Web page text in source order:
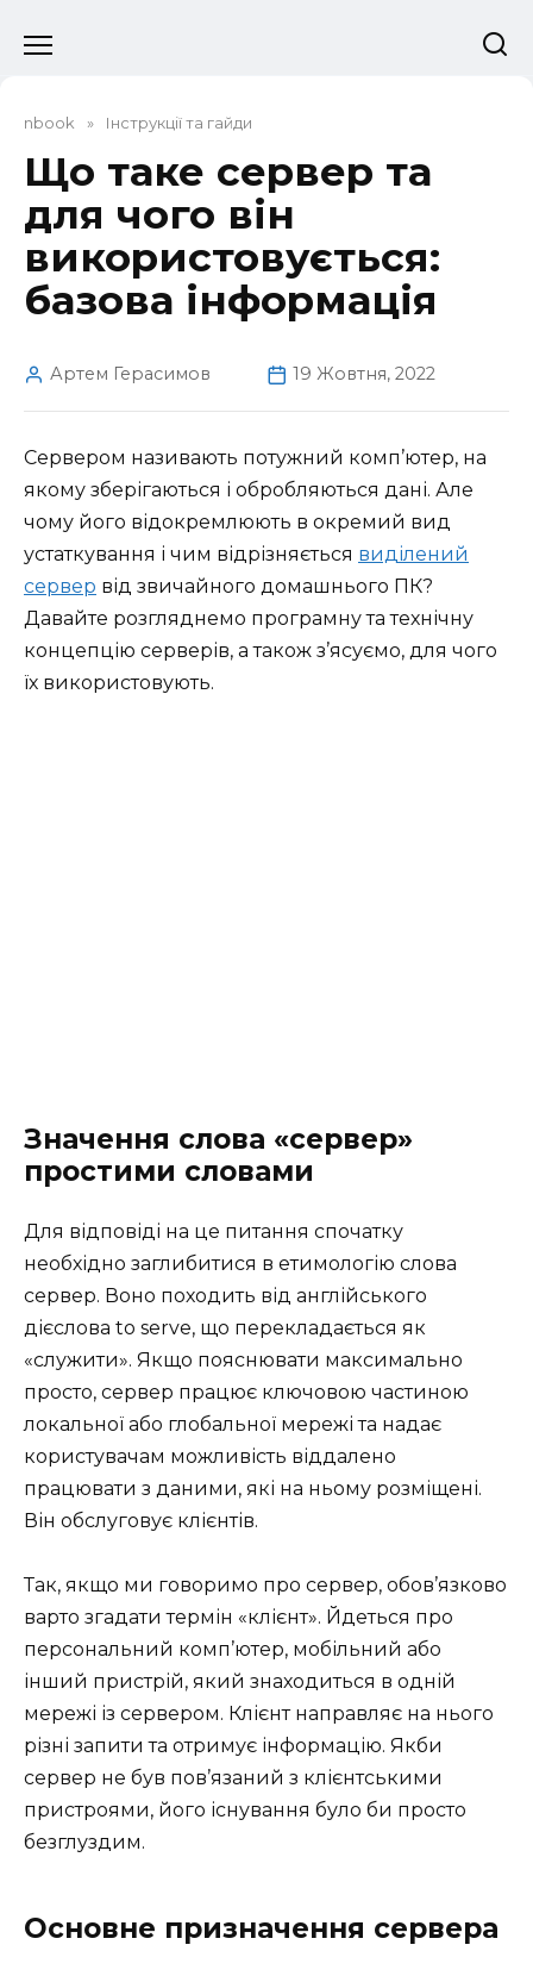
до
nbook » Інструкції та гайди
Що таке сервер та
для чого він
використовується:
базова інформація
Артем Герасимов 19 Жовтня, 2022
Сервером називають потужний комп’ютер, на
якому зберігаються і обробляються дані. Але
чому його відокремлюють в окремий вид
устаткування і чим відрізняється виділений
сервер від звичайного домашнього ПК?
Давайте розгляднемо програмну та технічну
концепцію серверів, а також з’ясуємо, для чого
їх використовують.
Значення слова «сервер»
простими словами
Для відповіді на це питання спочатку
необхідно заглибитися в етимологію слова
сервер. Воно походить від англійського
дієслова to serve, що перекладається як
«служити». Якщо пояснювати максимально
просто, сервер працює ключовою частиною
локальної або глобальної мережі та надає
користувачам можливість віддалено
працювати з даними, які на ньому розміщені.
Він обслуговує клієнтів.
Так, якщо ми говоримо про сервер, обов’язково
варто згадати термін «клієнт». Йдеться про
персональний комп’ютер, мобільний або
інший пристрій, який знаходиться в одній
мережі із сервером. Клієнт направляє на нього
різні запити та отримує інформацію. Якби
сервер не був пов’язаний з клієнтськими
пристроями, його існування було би просто
безглуздим.
Основне призначення сервера